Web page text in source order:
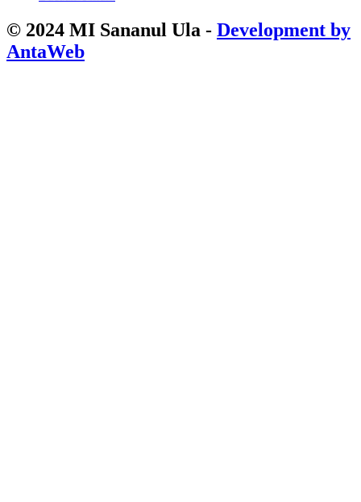
© 2024 MI Sananul Ula - Development by
AntaWeb